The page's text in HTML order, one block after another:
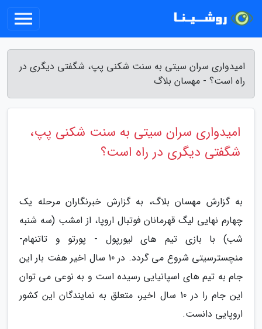
امیدواری سران سیتی به سنت شکنی پپ، شگفتی دیگری در
راه است؟ - مهسان بلاگ
امیدواری سران سیتی به سنت شکنی پپ،
شگفتی دیگری در راه است؟
به گزارش مهسان بلاگ، به گزارش خبرنگاران مرحله یک
چهارم نهایی لیگ قهرمانان فوتبال اروپا، از امشب (سه شنبه
شب) با بازی تیم های لیورپول - پورتو و تاتنهام-
منچسترسیتی شروع می گردد. در 10 سال اخیر هفت بار این
جام به تیم های اسپانیایی رسیده است و به نوعی می توان
این جام را در 10 سال اخیر، متعلق به نمایندگان این کشور
اروپایی دانست.